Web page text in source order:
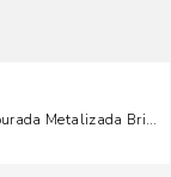
Metalizada Brilho